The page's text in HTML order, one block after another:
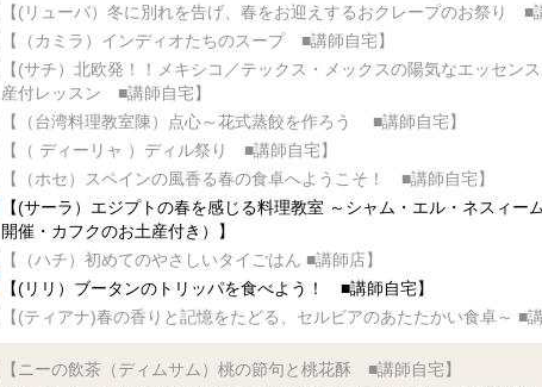
【(リューバ）冬に別れを告げ、春をお迎えするおクレープのお祭り ■
【（カミラ）インディオたちのスープ ■講師自宅】
【(サチ）北欧発！！メキシコ／テックス・メックスの陽気なエッセン
産付レッスン ■講師自宅】
【（台湾料理教室陳）点心～花式蒸餃を作ろう ■講師自宅】
【（ ディーリャ ）ディル祭り ■講師自宅】
【（ホセ）スペインの風香る春の食卓へようこそ！ ■講師自宅】
【(サーラ）エジプトの春を感じる料理教室 ～シャム・エル・ネスィ
開催・カフクのお土産付き）】
【（ハチ）初めてのやさしいタイごはん ■講師店】
【(リリ）ブータンのトリッパを食べよう！ ■講師自宅】
【(ティアナ)春の香りと記憶をたどる、セルビアのあたたかい食卓～ ■講
【ニーの飲茶（ディムサム）桃の節句と桃花酥 ■講師自宅】